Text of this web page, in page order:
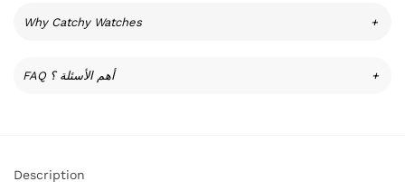
Why Catchy Watches +
FAQ أهم الأسئلة ؟ +
Description